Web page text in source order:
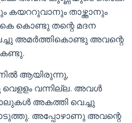
കയററുവാനും താഴ്ത്താനും
കൊണ്ടു തന്റെ മദന
അമർത്തികൊണ്ടു അവന്റെ
കണ്ടു.
ആയിരുന്നു,
വന്നില്ല. അവൾ
അകത്തി വെച്ചു
അപ്പോഴാണു അവന്റെ